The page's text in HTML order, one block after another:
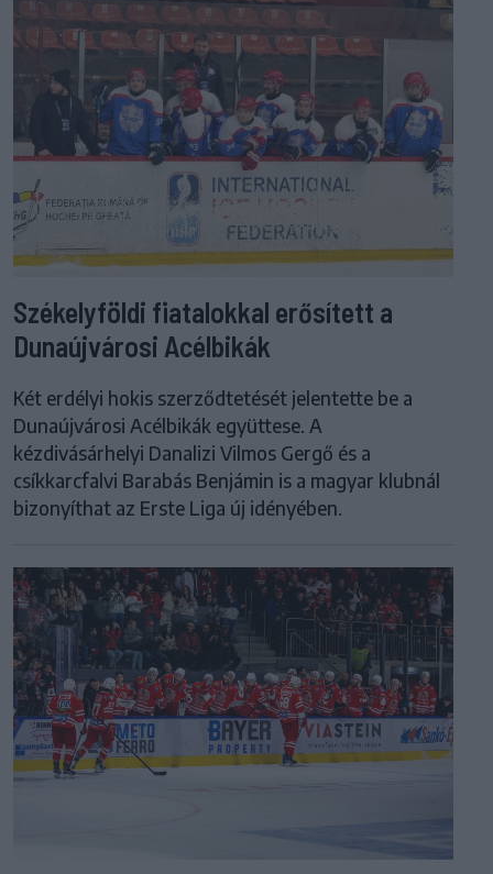
Székelyföldi fiatalokkal erősített a
Dunaújvárosi Acélbikák
Két erdélyi hokis szerződtetését jelentette be a
Dunaújvárosi Acélbikák együttese. A
kézdivásárhelyi Danalizi Vilmos Gergő és a
csíkkarcfalvi Barabás Benjámin is a magyar klubnál
bizonyíthat az Erste Liga új idényében.